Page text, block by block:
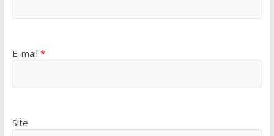
E-mail *
Site